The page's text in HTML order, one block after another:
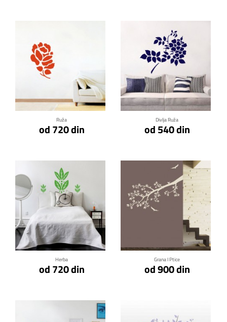
Ruža
od 720 din
Klikni za detalje
Divlja Ruža
od 540 din
Klikni za detalje
Herba
od 720 din
Klikni za detalje
Grana I Ptice
od 900 din
Klikni za detalje